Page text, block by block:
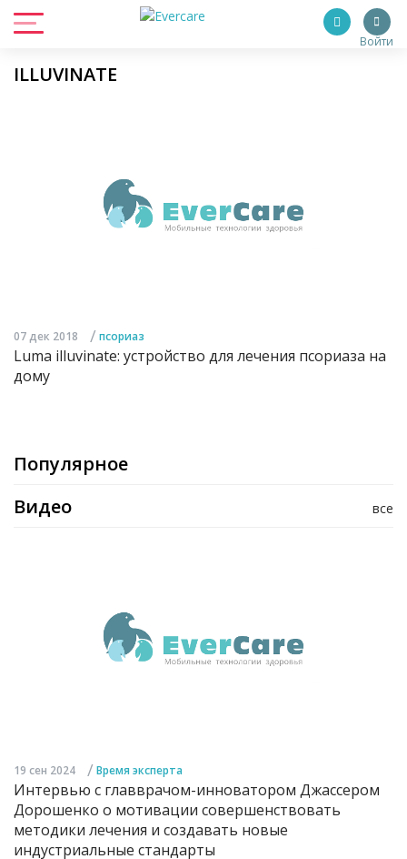
Войти
ILLUVINATE
07 дек 2018 / псориаз
Luma illuvinate: устройство для лечения псориаза на
дому
Популярное
все
Видео
19 сен 2024 / Время эксперта
Интервью с главврачом-инноватором Джассером
Дорошенко о мотивации совершенствовать
методики лечения и создавать новые
индустриальные стандарты